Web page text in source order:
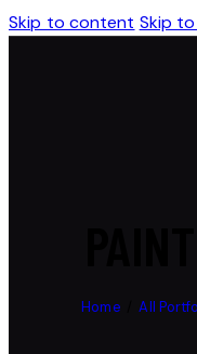
Skip to content Skip
Home All